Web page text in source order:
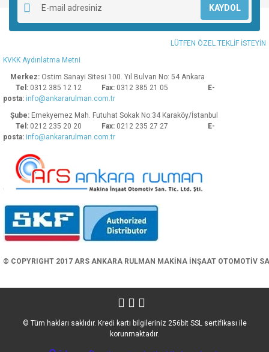
Ürün açıklamasında eksik bilgiler bulunuyor.
Ürün bilgilerinde hatalar bulunuyor.
Ürün fiyatı diğer sitelerden daha pahalı.
Bu ürüne benzer farklı alternatifler olmalı.
KAYDOL
LÜTFEN ÖZEL TEKLİF İSTEYİN
KVKK Aydınlatma Metni
Merkez: Ostim Sanayi Sitesi 100. Yıl Bulvarı No: 54 Ankara
Tel: 0312 385 12 12 Fax: 0312 385 21 05
E-
posta: info@ankararulman.com.tr
Şube: Emekyemez Mah. Futuhat Sokak No:34 Karaköy/İstanbul
Tel: 0212 235 20 20 Fax: 0212 235 27 27
E-
posta: info@ankararulman.com.tr
© COPYRIGHT 2017 ARS ANKARA RULMAN MAKİNA İNŞAAT OTOMOTİV
© Tüm hakları saklıdır. Kredi kartı bilgileriniz 256bit SSL sertifikası ile
korunmaktadır.